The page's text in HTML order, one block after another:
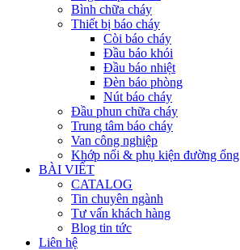
Bình chữa cháy
Thiết bị báo cháy
Còi báo cháy
Đầu báo khói
Đầu báo nhiệt
Đèn báo phòng
Nút báo cháy
Đầu phun chữa cháy
Trung tâm báo cháy
Van công nghiệp
Khớp nối & phụ kiện đường ống
BÀI VIẾT
CATALOG
Tin chuyên ngành
Tư vấn khách hàng
Blog tin tức
Liên hệ